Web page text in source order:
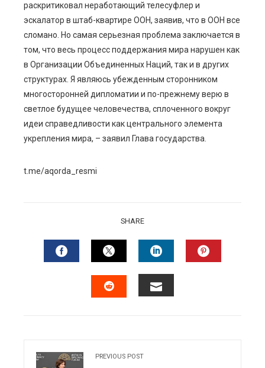
раскритиковал неработающий телесуфлер и
эскалатор в штаб-квартире ООН, заявив, что в ООН все
сломано. Но самая серьезная проблема заключается в
том, что весь процесс поддержания мира нарушен как
в Организации Объединенных Наций, так и в других
структурах. Я являюсь убежденным сторонником
многосторонней дипломатии и по-прежнему верю в
светлое будущее человечества, сплоченного вокруг
идеи справедливости как центрального элемента
укрепления мира, – заявил Глава государства.
t.me/aqorda_resmi
SHARE
FACEBOOKTWITTERLINKEDIN
PREVIOUS POST